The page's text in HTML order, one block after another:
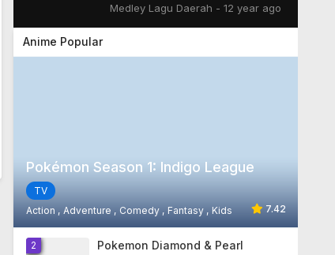
Medley Lagu Daerah - 12 year ago
Lirik Lagu Nu'est - Sandy - 14 year
ago
Lirik Lagu Nu'est - Action
Anime Popular
1
Pokémon Season 1: Indigo League
TV
Action
Adventure Comedy Fantasy Kids 7.42
2 Pokemon Diamond & Pearl